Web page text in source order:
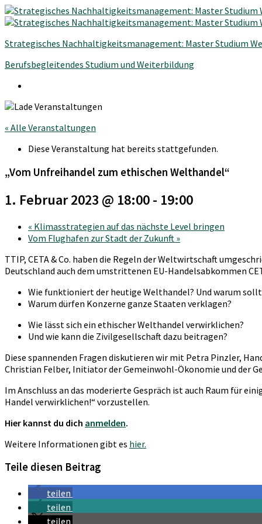
Strategisches Nachhaltigkeitsmanagement: Master Studium
Berufsbegleitendes Studium und Weiterbildung
« Alle Veranstaltungen
Diese Veranstaltung hat bereits stattgefunden.
„Vom Unfreihandel zum ethischen Welthandel“
1. Februar 2023 @ 18:00- 19:00
« Klimasstrategien auf das nächste Level bringen
Vom Flughafen zur Stadt der Zukunft »
TTIP, CETA & Co. haben die Regeln der Weltwirtschaft
Deutschland auch dem umstrittenen EU-Handelsabkommen
Wie funktioniert der heutige Welthandel? Und warum
Warum dürfen Konzerne ganze Staaten verklagen?
Wie lässt sich ein ethischer Welthandel verwirklichen?
Und wie kann die Zivilgesellschaft dazu beitragen?
Diese spannenden Fragen diskutieren wir mit Petra Pinzler,
Christian Felber, Initiator der Gemeinwohl-Ökonomie und der
Im Anschluss an das moderierte Gespräch ist auch Raum für
Handel verwirklichen!“ vorzustellen.
Hier kannst du dich anmelden.
Weitere Informationen gibt es hier.
Teile diesen Beitrag
teilen
teilen
teilen